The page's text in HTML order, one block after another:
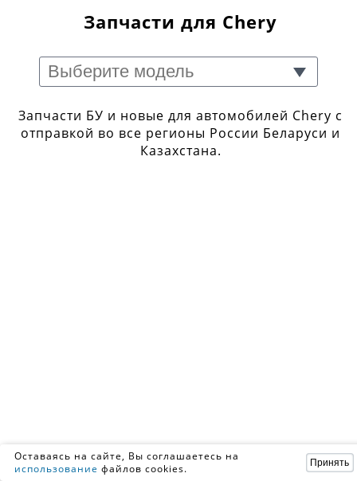
Запчасти для Chery
Запчасти БУ и новые для автомобилей Chery с
отправкой во все регионы России Беларуси и
Казахстана.
Оставаясь на сайте, Вы соглашаетесь на
использование файлов cookies. Принять